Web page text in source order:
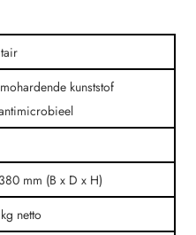
kunststof
mm (B x D x H)
netto